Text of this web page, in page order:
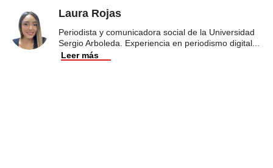
Laura Rojas
Periodista y comunicadora social de la Universidad
Sergio Arboleda. Experiencia en periodismo digital
Leer más